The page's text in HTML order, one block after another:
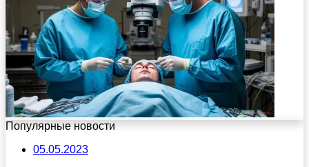
Популярные новости
05.05.2023